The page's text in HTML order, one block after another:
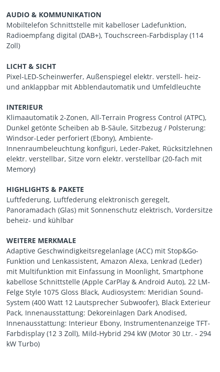
AUDIO & KOMMUNIKATION
Mobiltelefon Schnittstelle mit kabelloser Ladefunktion,
Radioempfang digital (DAB+), Touchscreen-Farbdisplay (114
Zoll)
LICHT & SICHT
Pixel-LED-Scheinwerfer, Außenspiegel elektr. verstell- heiz-
und anklappbar mit Abblendautomatik und Umfeldleuchte
INTERIEUR
Klimaautomatik 2-Zonen, All-Terrain Progress Control (ATPC),
Dunkel getönte Scheiben ab B-Säule, Sitzbezug / Polsterung:
Windsor-Leder perforiert (Ebony), Ambiente-
Innenraumbeleuchtung konfiguri, Leder-Paket, Rücksitzlehnen
elektr. verstellbar, Sitze vorn elektr. verstellbar (20-fach mit
Memory)
HIGHLIGHTS & PAKETE
Luftfederung, Luftfederung elektronisch geregelt,
Panoramadach (Glas) mit Sonnenschutz elektrisch, Vordersitze
beheiz- und kühlbar
WEITERE MERKMALE
Adaptive Geschwindigkeitsregelanlage (ACC) mit Stop&Go-
Funktion und Lenkassistent, Amazon Alexa, Lenkrad (Leder)
mit Multifunktion mit Einfassung in Moonlight, Smartphone
kabellose Schnittstelle (Apple CarPlay & Android Auto), 22 LM-
Felge Style 1075 Gloss Black, Audiosystem: Meridian Sound-
System (400 Watt 12 Lautsprecher Subwoofer), Black Exterieur
Pack, Innenausstattung: Dekoreinlagen Dark Anodised,
Innenausstattung: Interieur Ebony, Instrumentenanzeige TFT-
Farbdisplay (12 3 Zoll), Mild-Hybrid 294 kW (Motor 30 Ltr. - 294
kW Turbo)